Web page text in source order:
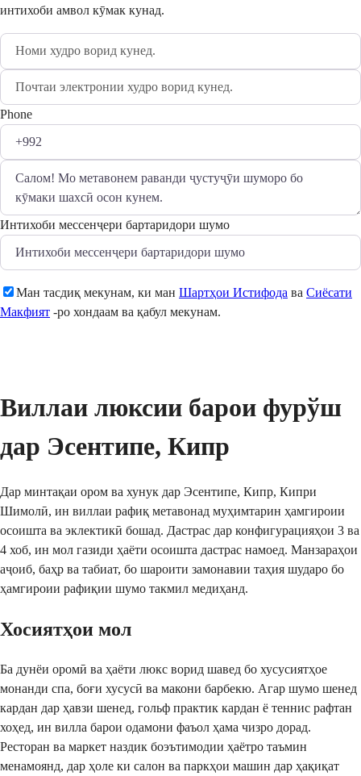
интихоби амвол кӯмак кунад.
Phone
Интихоби мессенҷери бартаридори шумо
Ман тасдиқ мекунам, ки ман Шартҳои Истифода ва Сиёсати
Макфият -ро хондаам ва қабул мекунам.
Виллаи люксии барои фурўш
дар Эсентипе, Кипр
Дар минтақаи ором ва хунук дар Эсентипе, Кипр, Кипри
Шимолӣ, ин виллаи рафиқ метавонад муҳимтарин ҳамгироии
осоишта ва эклектикӣ бошад. Дастрас дар конфигурацияҳои 3 ва
4 хоб, ин мол газиди ҳаёти осоишта дастрас намоед. Манзараҳои
аҷоиб, баҳр ва табиат, бо шароити замонавии таҳия шударо бо
ҳамгироии рафиқии шумо такмил медиҳанд.
Хосиятҳои мол
Ба дунёи оромӣ ва ҳаёти люкс ворид шавед бо хусусиятҳое
монанди спа, боғи хусусӣ ва макони барбекю. Агар шумо шенед
кардан дар ҳавзи шенед, гольф практик кардан ё теннис рафтан
хоҳед, ин вилла барои одамони фаъол ҳама чизро дорад.
Ресторан ва маркет наздик боэътимодии ҳаётро таъмин
менамоянд, дар ҳоле ки салон ва паркҳои машин дар ҳақиқат